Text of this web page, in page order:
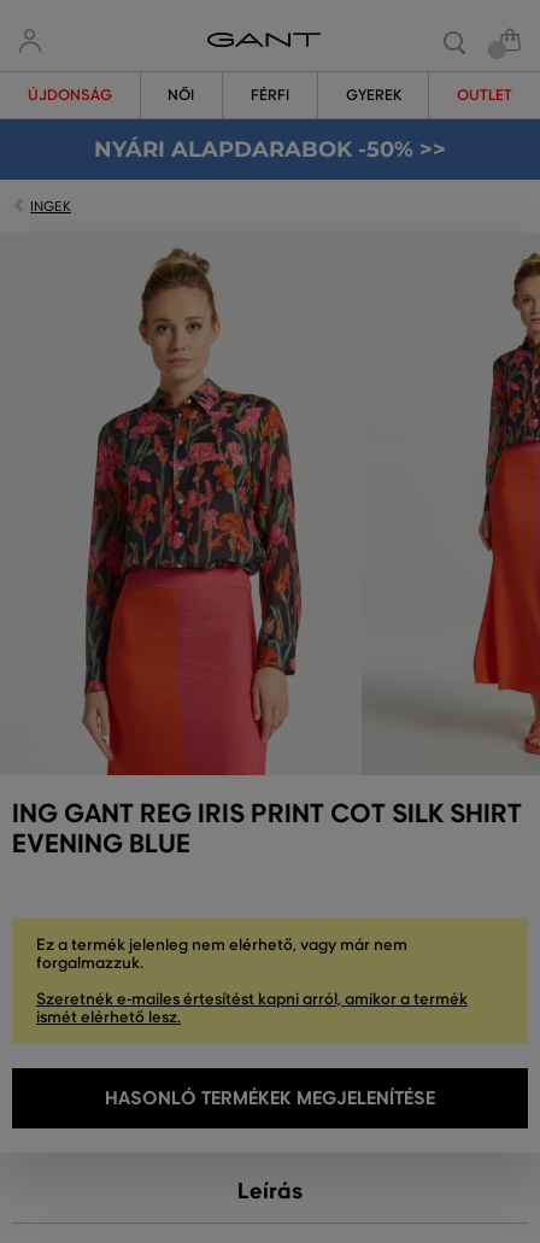
ÚJDONSÁG NŐI FÉRFI GYEREK OUTLET
NYÁRI ALAPDARABOK -50% >>
INGEK
ING GANT REG IRIS PRINT COT SILK SHIRT
EVENING BLUE
Ez a termék jelenleg nem elérhető, vagy már nem
forgalmazzuk.
Szeretnék e-mailes értesítést kapni arról, amikor a termék
ismét elérhető lesz.
HASONLÓ TERMÉKEK MEGJELENÍTÉSE
Leírás